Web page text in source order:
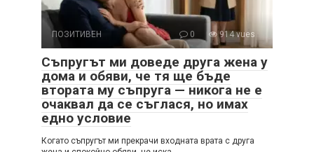
ПОЗИТИВЕН 0 914 vues
Съпругът ми доведе друга жена у
дома и обяви, че тя ще бъде
втората му съпруга — никога не е
очаквал да се съглася, но имах
едно условие
Когато съпругът ми прекрачи входната врата с друга